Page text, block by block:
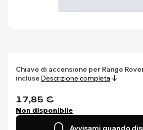
Chiave di accensione per Range
incluse Descrizione completa
17,85 €
Non disponibile
Avvisami quando